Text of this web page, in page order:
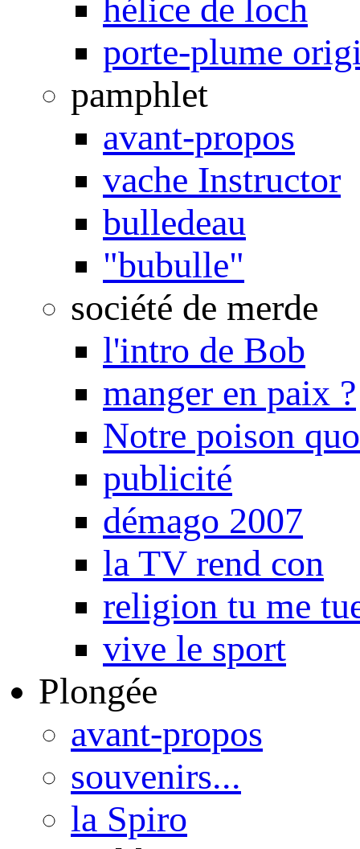
hélice de loch
porte-plume
pamphlet
avant-propos
vache Instructor
bulledeau
"bubulle"
société de merde
l'intro de Bob
manger en paix ?
Notre poison
publicité
démago 2007
la TV rend con
religion tu me
vive le sport
Plongée
avant-propos
souvenirs...
la Spiro